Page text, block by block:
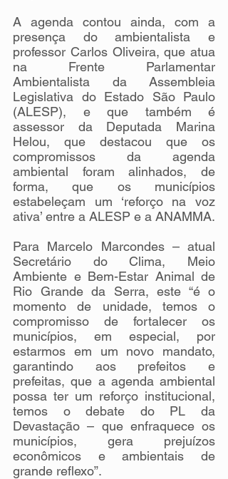
A agenda contou ainda, com a
presença do ambientalista e
professor Carlos Oliveira, que atua
na Frente Parlamentar
Ambientalista da Assembleia
Legislativa do Estado São Paulo
(ALESP), e que também é
assessor da Deputada Marina
Helou, que destacou que os
compromissos da agenda
ambiental foram alinhados, de
forma, que os municípios
estabeleçam um ‘reforço na voz
ativa’ entre a ALESP e a ANAMMA.
Para Marcelo Marcondes – atual
Secretário do Clima, Meio
Ambiente e Bem-Estar Animal de
Rio Grande da Serra, este “é o
momento de unidade, temos o
compromisso de fortalecer os
municípios, em especial, por
estarmos em um novo mandato,
garantindo aos prefeitos e
prefeitas, que a agenda ambiental
possa ter um reforço institucional,
temos o debate do PL da
Devastação – que enfraquece os
municípios, gera prejuízos
econômicos e ambientais de
grande reflexo”.